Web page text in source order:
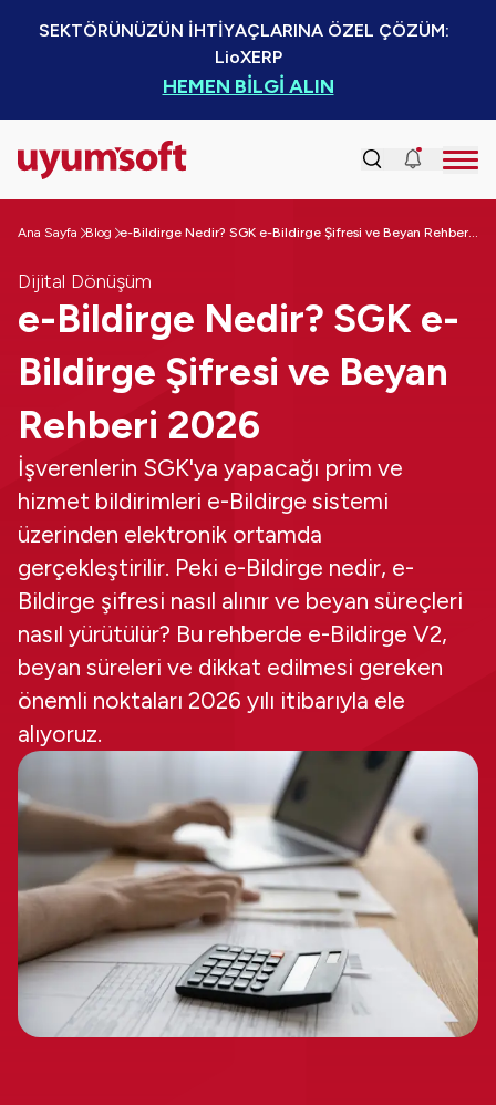
SEKTÖRÜNÜZÜN İHTİYAÇLARINA ÖZEL ÇÖZÜM:
LioXERP
HEMEN BİLGİ ALIN
Ana Sayfa Blog e-Bildirge Nedir? SGK e-Bildirge Şifresi ve Beyan Rehberi 2026
Dijital Dönüşüm
e-Bildirge Nedir? SGK e-
Bildirge Şifresi ve Beyan
Rehberi 2026
İşverenlerin SGK'ya yapacağı prim ve
hizmet bildirimleri e-Bildirge sistemi
üzerinden elektronik ortamda
gerçekleştirilir. Peki e-Bildirge nedir, e-
Bildirge şifresi nasıl alınır ve beyan süreçleri
nasıl yürütülür? Bu rehberde e-Bildirge V2,
beyan süreleri ve dikkat edilmesi gereken
önemli noktaları 2026 yılı itibarıyla ele
alıyoruz.